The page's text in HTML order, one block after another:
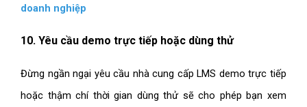
doanh nghiệp
10. Yêu cầu demo trực tiếp hoặc dùng thử
Đừng ngần ngại yêu cầu nhà cung cấp LMS demo trực tiếp
hoặc thậm chí thời gian dùng thử sẽ cho phép bạn xem